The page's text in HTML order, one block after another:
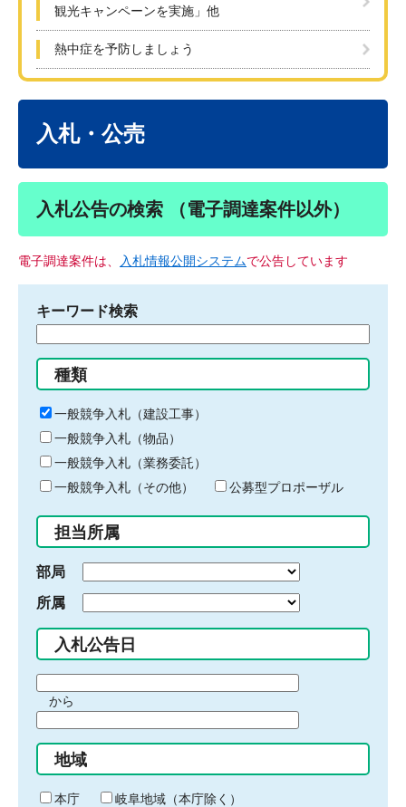
観光キャンペーンを実施」他
熱中症を予防しましょう
入札・公売
入札公告の検索 （電子調達案件以外）
電子調達案件は、 入札情報公開システムで公告しています
キーワード検索
る
キ
ー
ワ
ー
ド
入
力
種類
一般競争入札（建設工事）
一般競争入札（物品）
一般競争入札（業務委託）
一般競争入札（その他）
公募型プロポーザル
担当所属
部局
所属
入札公告日
間
始
り
から
間
終
わ
地域
本庁
岐阜地域（本庁除く）